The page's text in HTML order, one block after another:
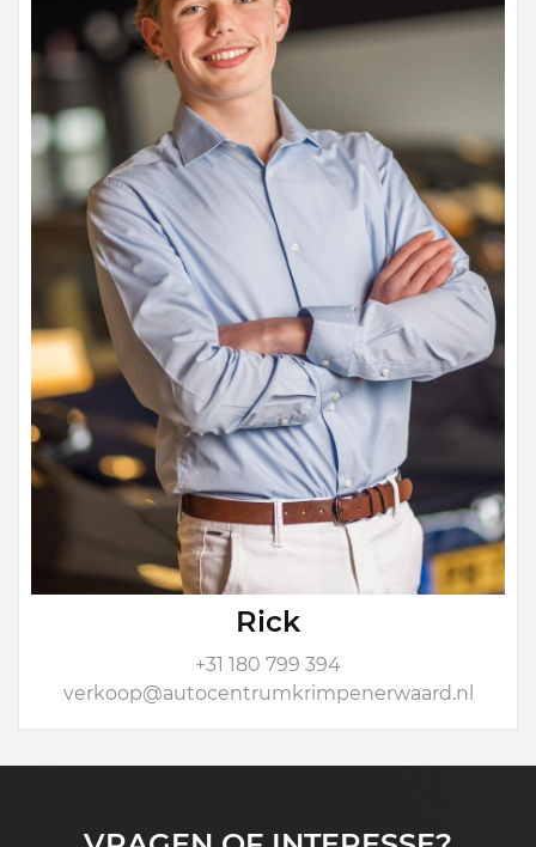
Rick
+31 180 799 394
verkoop@autocentrumkrimpenerwaard.nl